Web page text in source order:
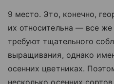
9 место. Это, конечно,
их относительна — все
требуют тщательного
выращивания, однако
осенних цветниках.
несколько осенних